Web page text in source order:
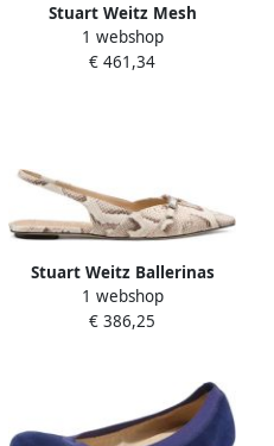
Stuart Weitz Mesh
Ballerina's
1 webshop
€ 461,34
Stuart Weitz Ballerinas
1 webshop
€ 386,25